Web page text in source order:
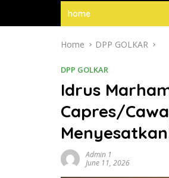
home
Home DPP GOLKAR
DPP GOLKAR
Idrus
Capres/
Admin 1
June 11, 2026